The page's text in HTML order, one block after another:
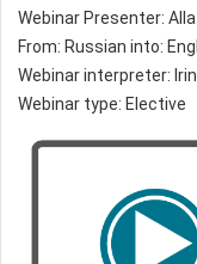
Webinar Presenter:
From: Russian into:
Webinar interpreter:
Webinar type: Elective